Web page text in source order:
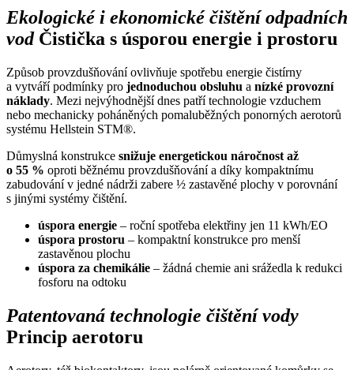
Ekologické i ekonomické čištění odpadních
vod Čistička s úsporou energie i prostoru
Způsob provzdušňování ovlivňuje spotřebu energie čistírny
a vytváří podmínky pro jednoduchou obsluhu a nízké provozní
náklady. Mezi nejvýhodnější dnes patří technologie vzduchem
nebo mechanicky poháněných pomaluběžných ponorných aerotorů
systému Hellstein STM®.
Důmyslná konstrukce snižuje energetickou náročnost až
o 55 % oproti běžnému provzdušňování a díky kompaktnímu
zabudování v jedné nádrži zabere ½ zastavěné plochy v porovnání
s jinými systémy čištění.
úspora energie – roční spotřeba elektřiny jen 11 kWh/EO
úspora prostoru – kompaktní konstrukce pro menší
zastavěnou plochu
úspora za chemikálie – žádná chemie ani srážedla k redukci
fosforu na odtoku
Patentovaná technologie čištění vody
Princip aerotoru